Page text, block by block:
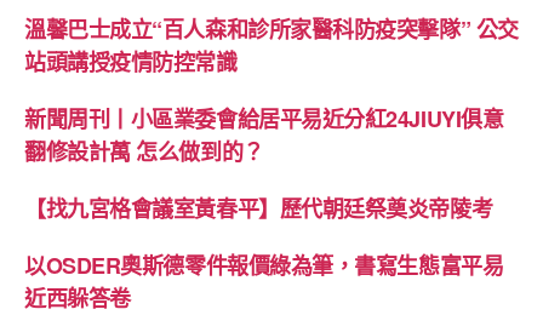
溫馨巴士成立“百人森和診所家醫科防疫突擊隊” 公交
站頭講授疫情防控常識
新聞周刊丨小區業委會給居平易近分紅24JIUYI俱意
翻修設計萬 怎么做到的？
【找九宮格會議室黃春平】歷代朝廷祭奠炎帝陵考
以OSDER奧斯德零件報價綠為筆，書寫生態富平易
近西躲答卷